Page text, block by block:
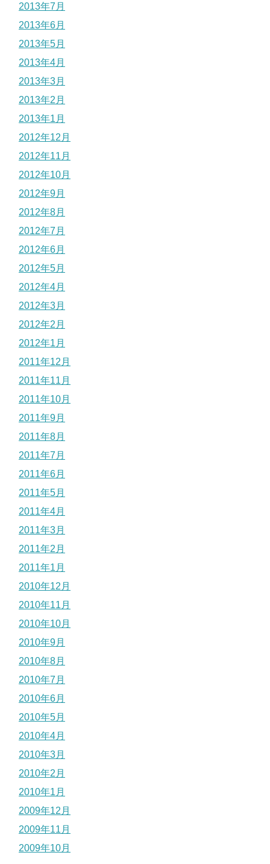
2013年7月
2013年6月
2013年5月
2013年4月
2013年3月
2013年2月
2013年1月
2012年12月
2012年11月
2012年10月
2012年9月
2012年8月
2012年7月
2012年6月
2012年5月
2012年4月
2012年3月
2012年2月
2012年1月
2011年12月
2011年11月
2011年10月
2011年9月
2011年8月
2011年7月
2011年6月
2011年5月
2011年4月
2011年3月
2011年2月
2011年1月
2010年12月
2010年11月
2010年10月
2010年9月
2010年8月
2010年7月
2010年6月
2010年5月
2010年4月
2010年3月
2010年2月
2010年1月
2009年12月
2009年11月
2009年10月